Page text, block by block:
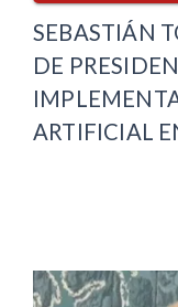
SEBASTIÁN
DE
ARTIFICIAL